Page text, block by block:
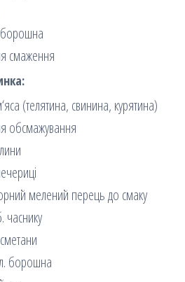
борошна
смаження
(телятина, свинина, курятина)
обсмажування
мелений перець до смаку
часнику
борошна